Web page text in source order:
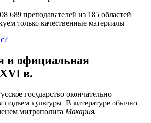
689 преподавателей из 185 областей
только качественные материалы
и официальная
в.
государство окончательно
подъем культуры. В литературе обычно
митрополита Макария.